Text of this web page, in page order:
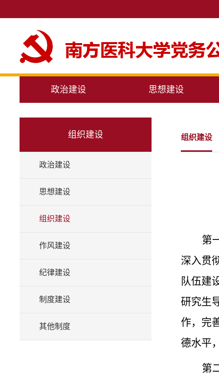
政治建设 思想建设
组织建设
政治建设
思想建设
组织建设
作风建设
纪律建设
制度建设
其他制度
组织建设
第
深入贯
队伍建
研究生
作，完
德水平
第